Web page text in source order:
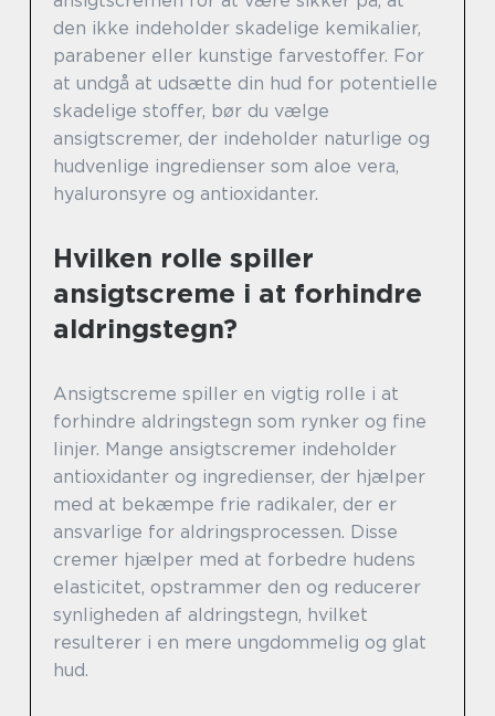
den ikke indeholder skadelige kemikalier,
parabener eller kunstige farvestoffer. For
at undgå at udsætte din hud for potentielle
skadelige stoffer, bør du vælge
ansigtscremer, der indeholder naturlige og
hudvenlige ingredienser som aloe vera,
hyaluronsyre og antioxidanter.
Hvilken rolle spiller
ansigtscreme i at forhindre
aldringstegn?
Ansigtscreme spiller en vigtig rolle i at
forhindre aldringstegn som rynker og fine
linjer. Mange ansigtscremer indeholder
antioxidanter og ingredienser, der hjælper
med at bekæmpe frie radikaler, der er
ansvarlige for aldringsprocessen. Disse
cremer hjælper med at forbedre hudens
elasticitet, opstrammer den og reducerer
synligheden af aldringstegn, hvilket
resulterer i en mere ungdommelig og glat
hud.